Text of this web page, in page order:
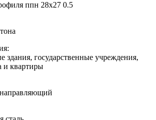
ппн 28х27 0.5
здания, государственные учреждения,
и квартиры